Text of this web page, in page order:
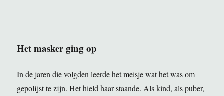
Het masker ging op
In de jaren die volgden leerde het meisje wat het was om
gepolijst te zijn. Het hield haar staande. Als kind, als puber,